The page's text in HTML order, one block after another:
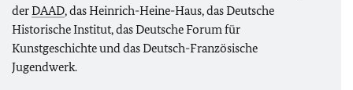
derDAAD, das Heinrich-Heine-Haus, das Deutsche
Historische Institut, das Deutsche Forum für
Kunstgeschichte und das Deutsch-Französische
Jugendwerk.